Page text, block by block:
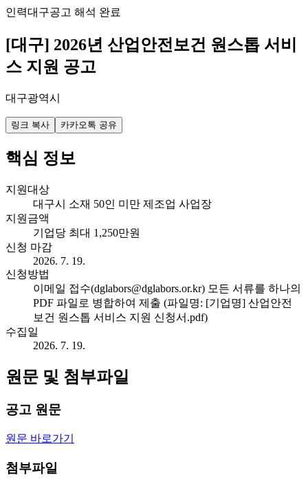
인력대구공고 해석 완료
[대구] 2026년 산업안전보건 원스톱 서비
스 지원 공고
대구광역시
링크 복사 카카오톡 공유
핵심 정보
지원대상
대구시 소재 50인 미만 제조업 사업장
지원금액
기업당 최대 1,250만원
신청 마감
2026. 7. 19.
신청방법
이메일 접수(dglabors@dglabors.or.kr) 모든 서류를 하나의
PDF 파일로 병합하여 제출 (파일명: [기업명] 산업안전
보건 원스톱 서비스 지원 신청서.pdf)
수집일
2026. 7. 19.
원문 및 첨부파일
공고 원문
원문 바로가기
첨부파일